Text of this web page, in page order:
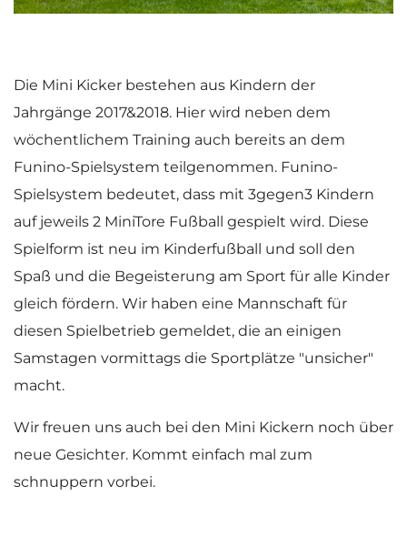
Die Mini Kicker bestehen aus Kindern der
Jahrgänge 2017&2018. Hier wird neben dem
wöchentlichem Training auch bereits an dem
Funino-Spielsystem teilgenommen. Funino-
Spielsystem bedeutet, dass mit 3gegen3 Kindern
auf jeweils 2 MiniTore Fußball gespielt wird. Diese
Spielform ist neu im Kinderfußball und soll den
Spaß und die Begeisterung am Sport für alle Kinder
gleich fördern. Wir haben eine Mannschaft für
diesen Spielbetrieb gemeldet, die an einigen
Samstagen vormittags die Sportplätze "unsicher"
macht.
Wir freuen uns auch bei den Mini Kickern noch über
neue Gesichter. Kommt einfach mal zum
schnuppern vorbei.